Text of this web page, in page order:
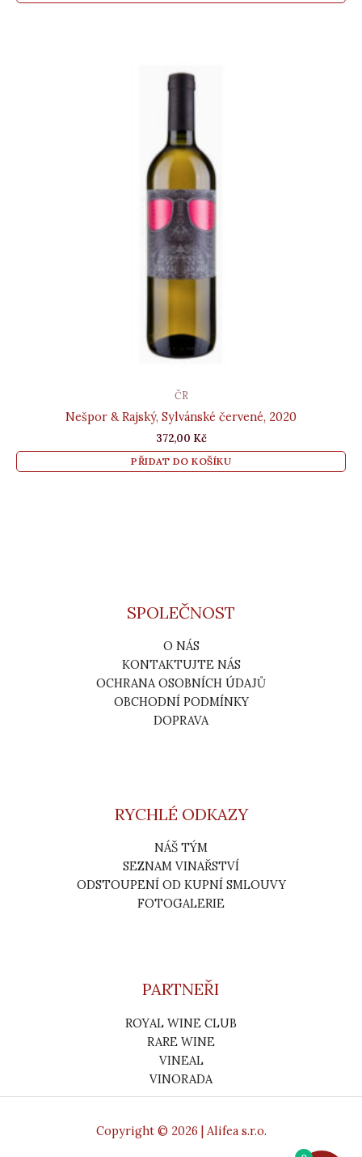
ČR
Nešpor & Rajský, Sylvánské červené, 2020
372,00 Kč
PŘIDAT DO KOŠÍKU
SPOLEČNOST
O NÁS
KONTAKTUJTE NÁS
OCHRANA OSOBNÍCH ÚDAJŮ
OBCHODNÍ PODMÍNKY
DOPRAVA
RYCHLÉ ODKAZY
NÁŠ TÝM
SEZNAM VINAŘSTVÍ
ODSTOUPENÍ OD KUPNÍ SMLOUVY
FOTOGALERIE
PARTNEŘI
ROYAL WINE CLUB
RARE WINE
VINEAL
VINORADA
Copyright © 2026 | Alifea s.r.o.